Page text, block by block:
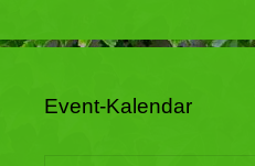
Event-Kalendar